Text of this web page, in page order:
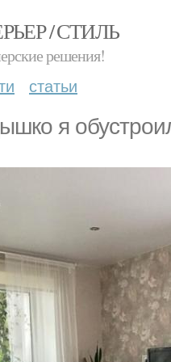
/ СТИЛЬ
решения!
статьи
я